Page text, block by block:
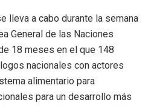
lleva a cabo durante la semana
General de las Naciones
18 meses en el que 148
nacionales con actores
alimentario para
para un desarrollo más